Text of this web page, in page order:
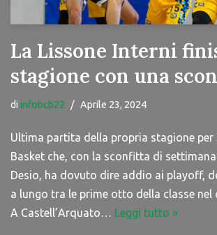
La Lissone Interni
stagione con una
di infobcb22 Aprile 23, 2024
Ultima partita della propria stagione per
Basket che, con la sconfitta di
Desio, ha dovuto dire addio ai playoff,
a lungo tra le prime otto della classe nel
A Castell’Arquato… Leggi tutto »